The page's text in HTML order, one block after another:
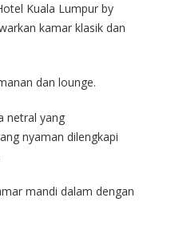
Kuala Lumpur by
kamar klasik dan
dan lounge.
netral yang
nyaman dilengkapi
mandi dalam dengan